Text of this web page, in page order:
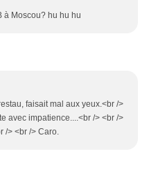
à Moscou? hu hu hu
faisait mal aux yeux.<br />
avec impatience....<br /> <br />
/> <br /> Caro.